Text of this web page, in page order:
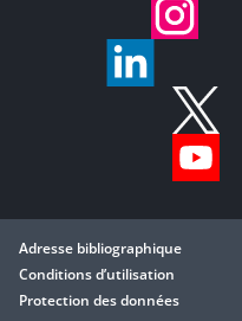
Adresse bibliographique
Conditions d’utilisation
Protection des données